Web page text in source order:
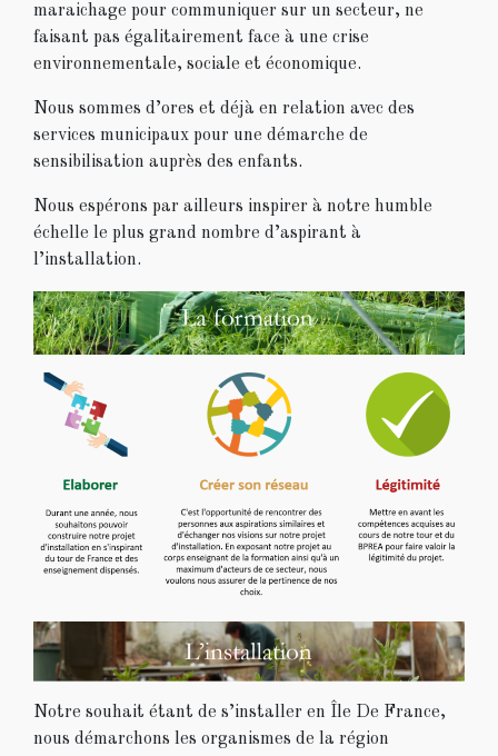
maraichage pour communiquer sur un secteur, ne
faisant pas égalitairement face à une crise
environnementale, sociale et économique.
Nous sommes d’ores et déjà en relation avec des
services municipaux pour une démarche de
sensibilisation auprès des enfants.
Nous espérons par ailleurs inspirer à notre humble
échelle le plus grand nombre d’aspirant à
l’installation.
Notre souhait étant de s’installer en Île De France,
nous démarchons les organismes de la région